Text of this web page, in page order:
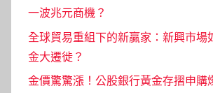
一波兆元商機？
全球貿易重組下的新贏家：新興市場
金大遷徙？
金價驚驚漲！公股銀行黃金存摺申購